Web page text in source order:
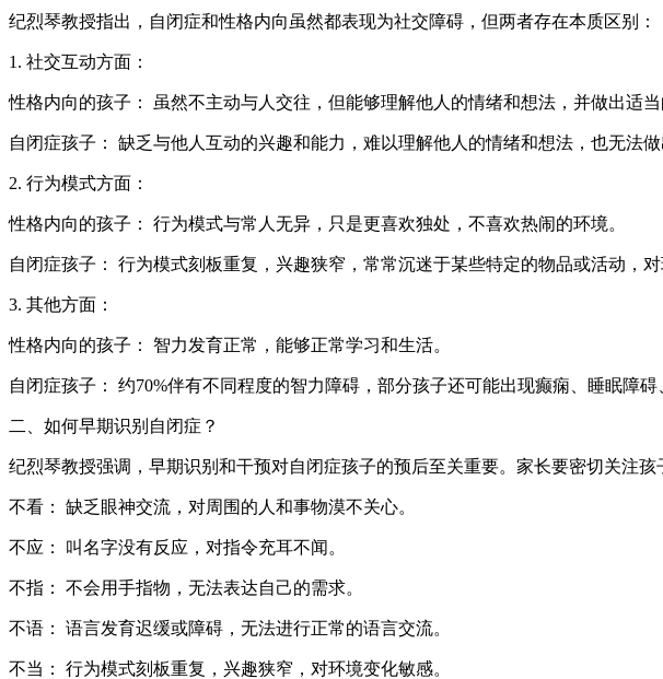
纪烈琴教授指出，自闭症和性格内向虽然都表现为社交障碍，但两者存在本质区别：
1. 社交互动方面：
性格内向的孩子： 虽然不主动与人交往，但能够理解他人的情绪和想法，并做出适
自闭症孩子： 缺乏与他人互动的兴趣和能力，难以理解他人的情绪和想法，也无
2. 行为模式方面：
性格内向的孩子： 行为模式与常人无异，只是更喜欢独处，不喜欢热闹的环境。
自闭症孩子： 行为模式刻板重复，兴趣狭窄，常常沉迷于某些特定的物品或活动，
3. 其他方面：
性格内向的孩子： 智力发育正常，能够正常学习和生活。
自闭症孩子： 约70%伴有不同程度的智力障碍，部分孩子还可能出现癫痫、睡眠障碍
二、如何早期识别自闭症？
纪烈琴教授强调，早期识别和干预对自闭症孩子的预后至关重要。家长要密切关注
不看： 缺乏眼神交流，对周围的人和事物漠不关心。
不应： 叫名字没有反应，对指令充耳不闻。
不指： 不会用手指物，无法表达自己的需求。
不语： 语言发育迟缓或障碍，无法进行正常的语言交流。
不当： 行为模式刻板重复，兴趣狭窄，对环境变化敏感。